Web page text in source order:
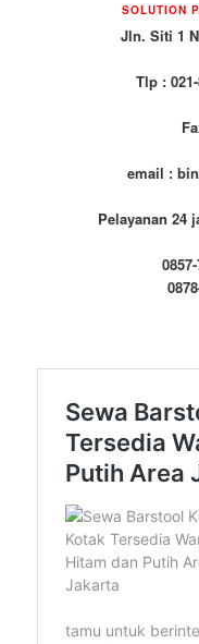
SOLUTION
Jln. Siti 1
Tlp :
email :
Pelayanan 24